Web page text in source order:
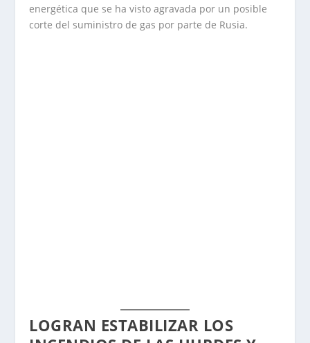
energética que se ha visto agravada por un posible
corte del suministro de gas por parte de Rusia.
LOGRAN ESTABILIZAR LOS